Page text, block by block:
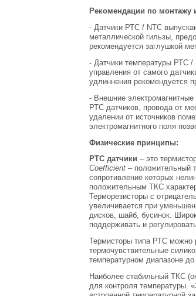
Рекомендации по монтажу
- Датчики РТС / NTC
металлической гильзы,
рекомендуется заглушкой
- Датчики температуры РТС
управления от самого
удлиннения рекомендуется
- Внешние
РТС датчиков, провода от
удалении от источников
электромагнитного поля
Физические принципы:
РТС датчики – это
Coefficient – положительный
сопротивление которых
положительным ТКС
Терморезисторы с
увеличивается при
дисков, шайб, бусинок.
поддерживать и
Термисторы типа РТС можно
термочувствительные
температурном диапазоне
Наиболее стабильный ТКС
для контроля температуры.